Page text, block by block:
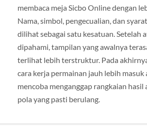
membaca meja Sicbo Online dengan
Nama, simbol, pengecualian, dan
dilihat sebagai satu kesatuan. Setelah
dipahami, tampilan yang awalnya
terlihat lebih terstruktur. Pada
cara kerja permainan jauh lebih masuk
mencoba menganggap rangkaian hasil
pola yang pasti berulang.